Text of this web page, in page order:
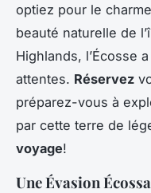
optiez pour le
beauté naturelle de
Highlands, l’Écosse
attentes. Réservez
préparez-vous à
par cette terre de
voyage!
Une Évasion